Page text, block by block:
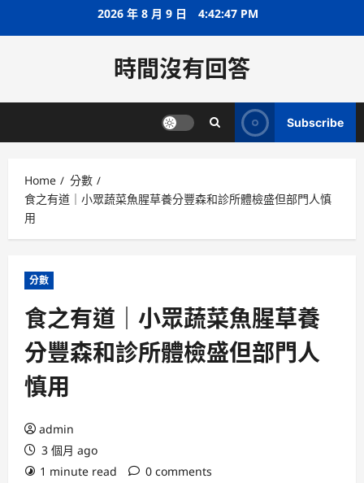
2026 年 8 月 9 日 4:42:48 PM
時間沒有回答
Subscribe
Home
分數
食之有道｜小眾蔬菜魚腥草養分豐森和診所體檢盛但部門人慎
用
分數
食之有道｜小眾蔬菜魚腥草養
分豐森和診所體檢盛但部門人
慎用
admin
3 個月 ago
1 minute read
0 comments